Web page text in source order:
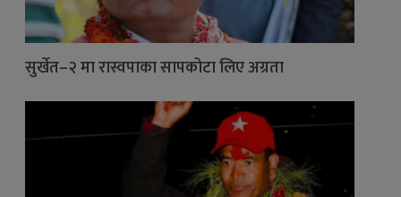
सुर्खेत–२ मा रास्वपाका सापकोटा लिए अग्रता